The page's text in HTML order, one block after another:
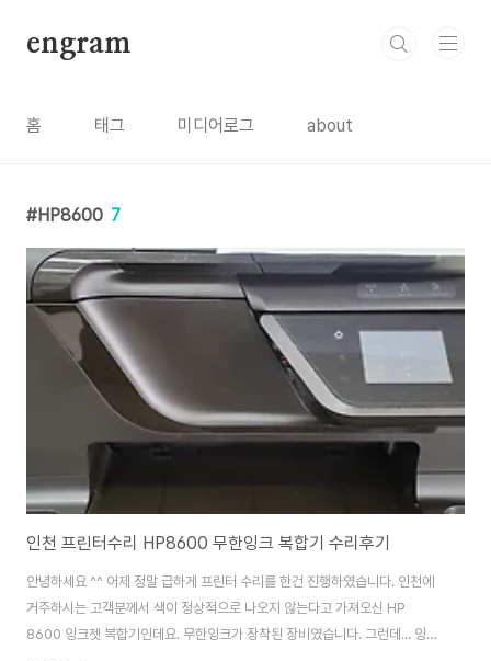
engram
홈 태그 미디어로그 about
HP8600 7
인천 프린터수리 HP8600 무한잉크 복합기 수리후기
안녕하세요 ^^ 어제 정말 급하게 프린터 수리를 한건 진행하였습니다. 인천에
거주하시는 고객분께서 색이 정상적으로 나오지 않는다고 가져오신 HP
8600 잉크젯 복합기인데요. 무한잉크가 장착된 장비였습니다. 그런데... 잉크